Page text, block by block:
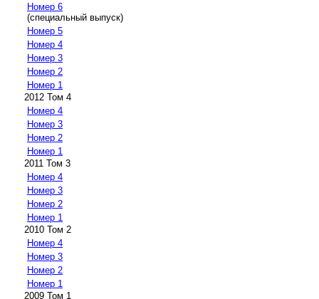
Номер 6
(специальный выпуск)
Номер 5
Номер 4
Номер 3
Номер 2
Номер 1
2012 Том 4
Номер 4
Номер 3
Номер 2
Номер 1
2011 Том 3
Номер 4
Номер 3
Номер 2
Номер 1
2010 Том 2
Номер 4
Номер 3
Номер 2
Номер 1
2009 Том 1